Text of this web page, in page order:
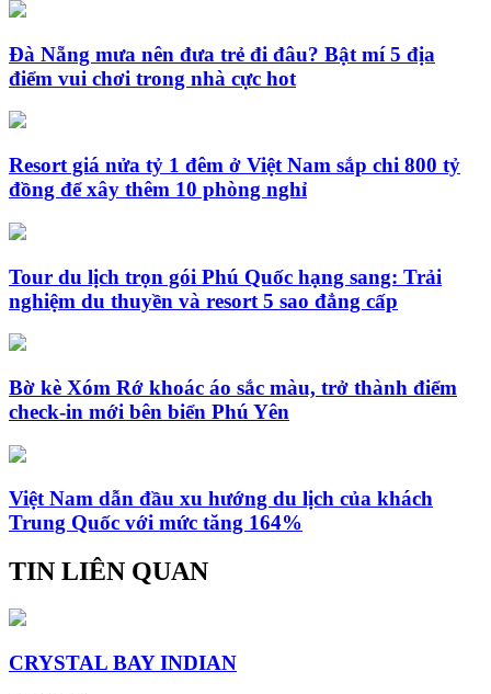
Đà Nẵng mưa nên đưa trẻ đi đâu? Bật mí 5 địa
điểm vui chơi trong nhà cực hot
Resort giá nửa tỷ 1 đêm ở Việt Nam sắp chi 800 tỷ
đồng để xây thêm 10 phòng nghỉ
Tour du lịch trọn gói Phú Quốc hạng sang: Trải
nghiệm du thuyền và resort 5 sao đẳng cấp
Bờ kè Xóm Rớ khoác áo sắc màu, trở thành điểm
check-in mới bên biển Phú Yên
Việt Nam dẫn đầu xu hướng du lịch của khách
Trung Quốc với mức tăng 164%
TIN LIÊN QUAN
CRYSTAL BAY INDIAN